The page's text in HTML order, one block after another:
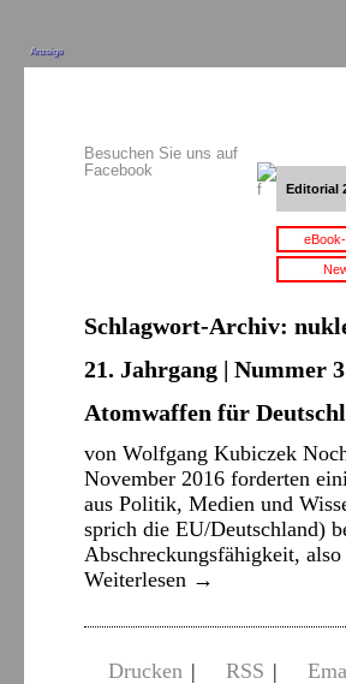
Anzeige
Besuchen Sie uns auf
Facebook
Editorial
Schlagwort-Archiv:
21. Jahrgang | Nummer
Atomwaffen für
von Wolfgang Kubiczek
November 2016 forderten
aus Politik, Medien und
sprich die EU/Deutschland)
Abschreckungsfähigkeit,
Weiterlesen →
Drucken | RSS |